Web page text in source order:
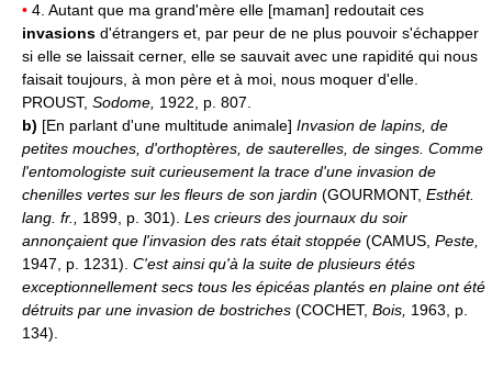
• 4. Autant que ma grand'mère elle [maman] redoutait ces
invasions d'étrangers et, par peur de ne plus pouvoir s'échapper
si elle se laissait cerner, elle se sauvait avec une rapidité qui nous
faisait toujours, à mon père et à moi, nous moquer d'elle.
PROUST, Sodome, 1922, p. 807.
b) [En parlant d'une multitude animale] Invasion de lapins, de
petites mouches, d'orthoptères, de sauterelles, de singes. Comme
l'entomologiste suit curieusement la trace d'une invasion de
chenilles vertes sur les fleurs de son jardin (GOURMONT, Esthét.
lang. fr., 1899, p. 301). Les crieurs des journaux du soir
annonçaient que l'invasion des rats était stoppée (CAMUS, Peste,
1947, p. 1231). C'est ainsi qu'à la suite de plusieurs étés
exceptionnellement secs tous les épicéas plantés en plaine ont été
détruits par une invasion de bostriches (COCHET, Bois, 1963, p.
134).